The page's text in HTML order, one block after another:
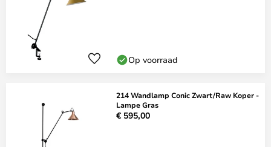
Op voorraad
214 Wandlamp Conic Zwart/Raw Koper -
Lampe Gras
€ 595,00